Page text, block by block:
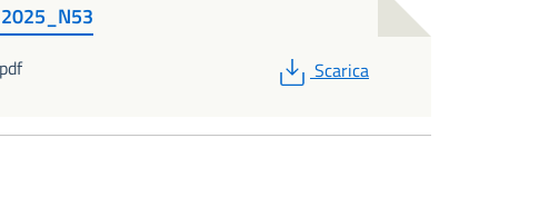
PDF
Scarica